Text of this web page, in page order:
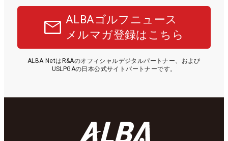
ALBAゴルフニュース
メルマガ登録はこちら
ALBA NetはR&Aのオフィシャルデジタルパートナー、および
USLPGAの日本公式サイトパートナーです。